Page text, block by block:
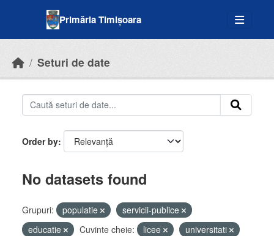
Primăria Timișoara
Seturi de date
Order by
No datasets found
Grupuri: populatie
servicii-publice
educatie
Cuvinte cheie: licee
universitati